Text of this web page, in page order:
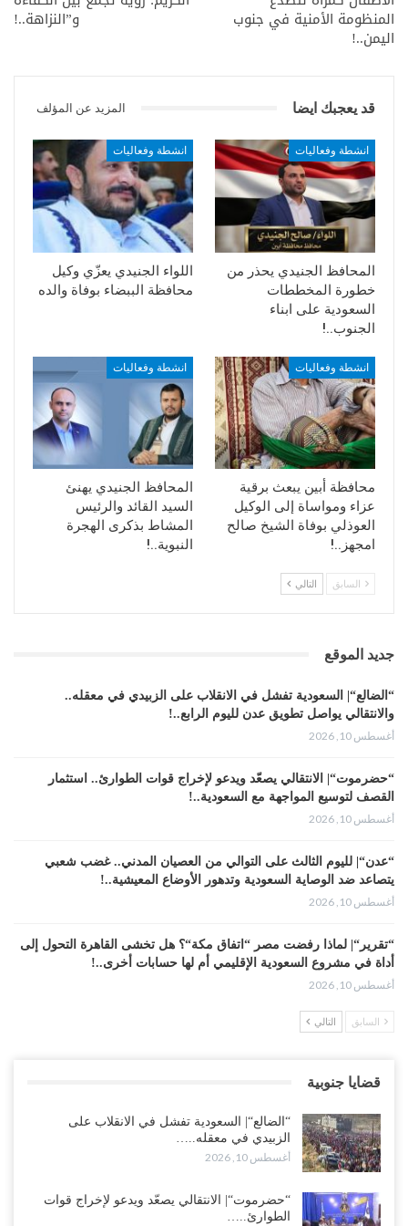
المنظومة الأمنية في جنوب
اليمن..!
و”النزاهة..!
قد يعجبك ايضا المزيد عن المؤلف
انشطة وفعاليات
المحافظ الجنيدي يحذر من
خطورة المخططات
السعودية على ابناء
الجنوب..!
انشطة وفعاليات
اللواء الجنيدي يعزّي وكيل
محافظة الببضاء بوفاة والده
انشطة وفعاليات
محافظة أبين يبعث برقية
عزاء ومواساة إلى الوكيل
العوذلي بوفاة الشيخ صالح
امجهز..!
انشطة وفعاليات
المحافظ الجنيدي يهنئ
السيد القائد والرئيس
المشاط بذكرى الهجرة
النبوية..!
السابق التالي
جديد الموقع
“الضالع“| السعودية تفشل في الانقلاب على الزبيدي في معقله..
والانتقالي يواصل تطويق عدن لليوم الرابع..!
أغسطس 10, 2026
“حضرموت“| الانتقالي يصعّد ويدعو لإخراج قوات الطوارئ.. استثمار
القصف لتوسيع المواجهة مع السعودية..!
أغسطس 10, 2026
“عدن“| لليوم الثالث على التوالي من العصيان المدني.. غضب شعبي
يتصاعد ضد الوصاية السعودية وتدهور الأوضاع المعيشية..!
أغسطس 10, 2026
“تقرير“| لماذا رفضت مصر “اتفاق مكة“؟ هل تخشى القاهرة التحول إلى
أداة في مشروع السعودية الإقليمي أم لها حسابات أخرى..!
أغسطس 10, 2026
واشنطن تستنجد بتحالفات السعودية في البحر الأحمر.. ضربات صنعاء
مقرّب من أرامكو يفتح باب التنصل من المسؤولية..!
أغسطس 10, 2026
“مقالات“| قِفْ.. لَا تَعْبَثْ مَعِي..!
أغسطس 10, 2026
السابق التالي
قضايا جنوبية
“الضالع“| السعودية تفشل في الانقلاب على
الزبيدي في معقله..…
أغسطس 10, 2026
“حضرموت“| الانتقالي يصعّد ويدعو لإخراج قوات
الطوارئ..…